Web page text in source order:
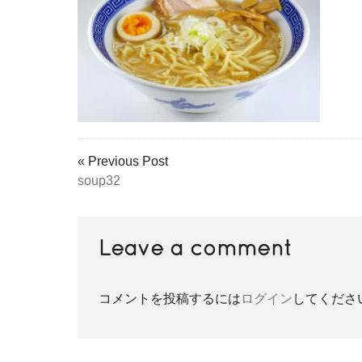
« Previous Post
soup32
Leave a comment
コメントを投稿するには ログイン してくださ